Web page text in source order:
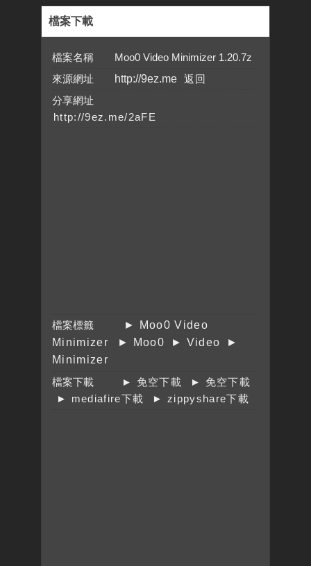
檔案下載
檔案名稱 Moo0 Video Minimizer 1.20.7z
來源網址
http://9ez.me
分享網址
檔案標籤
► Moo0 Video
Minimizer
► Moo0 ► Video
►
Minimizer
檔案下載